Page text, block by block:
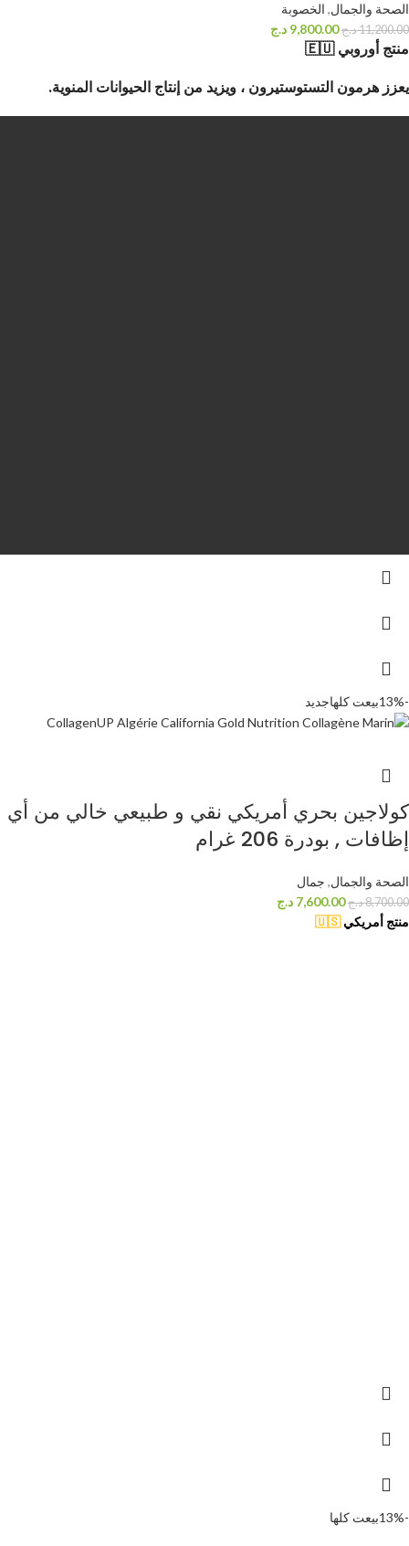
الصحة والجمال, الخصوبة
11,200.00د.ج 9,800.00 د.ج
منتج أوروبي 🇪🇺
يعزز هرمون التستوستيرون ، ويزيد من إنتاج الحيوانات المنوية.
-13% بيعت كلهاجديد
كولاجين بحري أمريكي نقي و طبيعي خالي من أي
إظافات , بودرة 206 غرام
الصحة والجمال, جمال
8,700.00د.ج 7,600.00 د.ج
منتج أمريكي🇺🇸
-13% بيعت كلها